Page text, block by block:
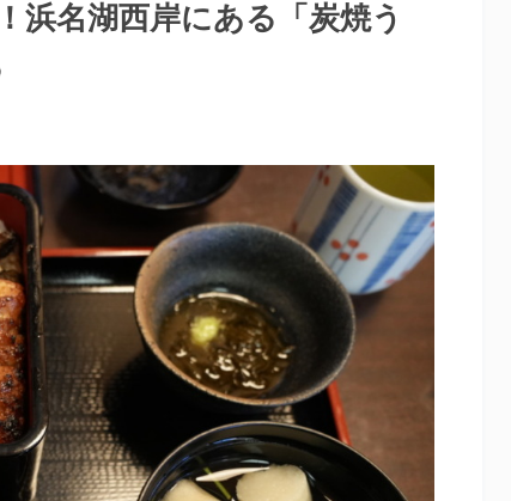
浜名湖西岸にある「炭焼う